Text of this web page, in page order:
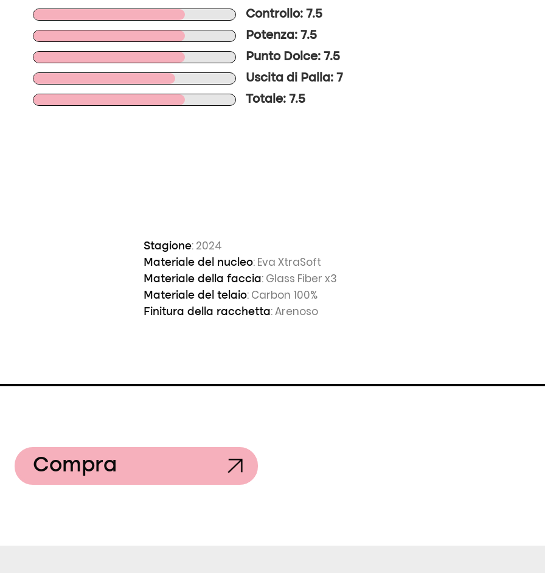
Controllo: 7.5
Potenza: 7.5
Punto Dolce: 7.5
Uscita di Palla: 7
Totale: 7.5
Stagione: 2024
Materiale del nucleo: Eva XtraSoft
Materiale della faccia: Glass Fiber x3
Materiale del telaio: Carbon 100%
Finitura della racchetta: Arenoso
Compra